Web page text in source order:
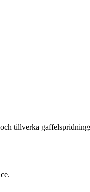
tillverka